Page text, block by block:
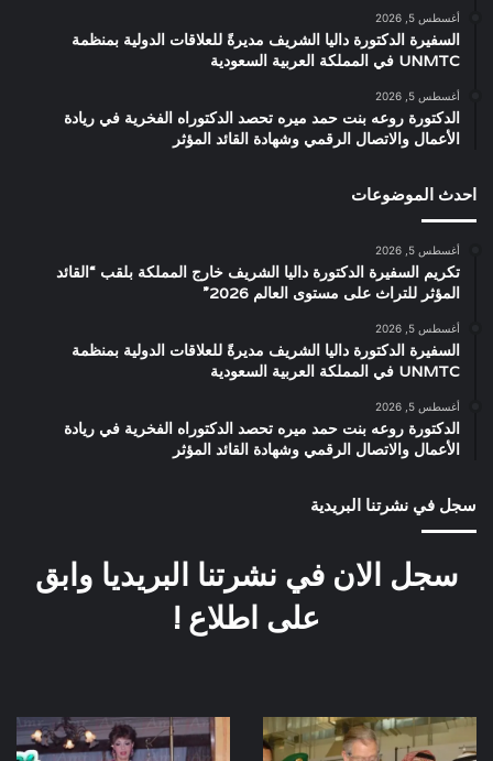
أغسطس 5, 2026
السفيرة الدكتورة داليا الشريف مديرةً للعلاقات الدولية بمنظمة
UNMTC في المملكة العربية السعودية
أغسطس 5, 2026
الدكتورة روعه بنت حمد ميره تحصد الدكتوراه الفخرية في ريادة
الأعمال والاتصال الرقمي وشهادة القائد المؤثر
احدث الموضوعات
أغسطس 5, 2026
تكريم السفيرة الدكتورة داليا الشريف خارج المملكة بلقب “القائد
المؤثر للتراث على مستوى العالم 2026”
أغسطس 5, 2026
السفيرة الدكتورة داليا الشريف مديرةً للعلاقات الدولية بمنظمة
UNMTC في المملكة العربية السعودية
أغسطس 5, 2026
الدكتورة روعه بنت حمد ميره تحصد الدكتوراه الفخرية في ريادة
الأعمال والاتصال الرقمي وشهادة القائد المؤثر
سجل في نشرتنا البريدية
سجل الان في نشرتنا البريديا وابق
على اطلاع !
الأمير
تشارلز
صورة
نادرة